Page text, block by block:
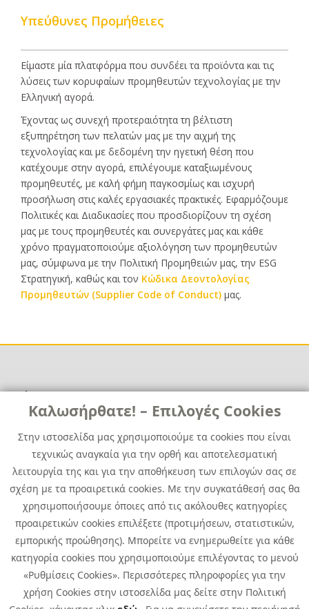
Καλωσήρθατε! – Επιλογές Cookies
Στην ιστοσελίδα μας χρησιμοποιούμε τα cookies που είναι
τεχνικώς αναγκαία για την ορθή και αποτελεσματική
λειτουργία της και για την αποθήκευση των επιλογών σας σε
σχέση με τα προαιρετικά cookies. Με την συγκατάθεσή σας θα
χρησιμοποιήσουμε όποιες από τις ακόλουθες κατηγορίες
προαιρετικών cookies επιλέξετε (προτιμήσεων, στατιστικών,
εμπορικής προώθησης). Μπορείτε να ενημερωθείτε για κάθε
κατηγορία cookies που χρησιμοποιούμε επιλέγοντας το μενού
«Ρυθμίσεις Cookies». Περισσότερες πληροφορίες για την
χρήση Cookies στην ιστοσελίδα μας δείτε στην Πολιτική
Υπεύθυνες Προμήθειες
Είμαστε μία πλατφόρμα που συνδέει τα προϊόντα και τις
λύσεις των κορυφαίων προμηθευτών τεχνολογίας με την
Ελληνική αγορά.
Έχοντας ως συνεχή προτεραιότητα τη βέλτιστη
εξυπηρέτηση των πελατών μας με την αιχμή της
τεχνολογίας και με δεδομένη την ηγετική θέση που
κατέχουμε στην αγορά, επιλέγουμε καταξιωμένους
προμηθευτές, με καλή φήμη παγκοσμίως και ισχυρή
προσήλωση στις καλές εργασιακές πρακτικές. Εφαρμόζουμε
Πολιτικές και Διαδικασίες που προσδιορίζουν τη σχέση
μας με τους προμηθευτές και συνεργάτες μας και κάθε
χρόνο πραγματοποιούμε αξιολόγηση των προμηθευτών
μας, σύμφωνα με την Πολιτική Προμηθειών μας, την ESG
Στρατηγική, καθώς και τον Κώδικα Δεοντολογίας
Προμηθευτών (Supplier Code of Conduct) μας.
Χρήσιμα
Χρήσιμα
Επικοινωνία
Media Kit
Καριέρα
Όμιλος Quest
Site Map